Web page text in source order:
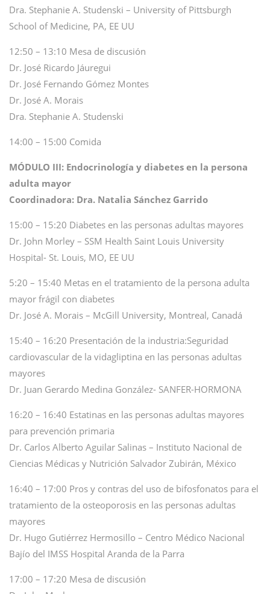
Dra. Stephanie A. Studenski – University of Pittsburgh
School of Medicine, PA, EE UU
12:50 – 13:10 Mesa de discusión
Dr. José Ricardo Jáuregui
Dr. José Fernando Gómez Montes
Dr. José A. Morais
Dra. Stephanie A. Studenski
14:00 – 15:00 Comida
MÓDULO III: Endocrinología y diabetes en la persona
adulta mayor
Coordinadora: Dra. Natalia Sánchez Garrido
15:00 – 15:20 Diabetes en las personas adultas mayores
Dr. John Morley – SSM Health Saint Louis University
Hospital- St. Louis, MO, EE UU
5:20 – 15:40 Metas en el tratamiento de la persona adulta
mayor frágil con diabetes
Dr. José A. Morais – McGill University, Montreal, Canadá
15:40 – 16:20 Presentación de la industria:Seguridad
cardiovascular de la vidagliptina en las personas adultas
mayores
Dr. Juan Gerardo Medina González- SANFER-HORMONA
16:20 – 16:40 Estatinas en las personas adultas mayores
para prevención primaria
Dr. Carlos Alberto Aguilar Salinas – Instituto Nacional de
Ciencias Médicas y Nutrición Salvador Zubirán, México
16:40 – 17:00 Pros y contras del uso de bifosfonatos para el
tratamiento de la osteoporosis en las personas adultas
mayores
Dr. Hugo Gutiérrez Hermosillo – Centro Médico Nacional
Bajío del IMSS Hospital Aranda de la Parra
17:00 – 17:20 Mesa de discusión